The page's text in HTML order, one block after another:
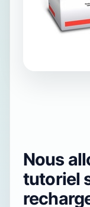
Nous
tutoriel